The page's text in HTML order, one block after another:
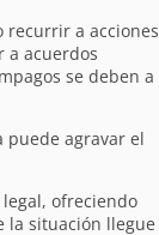
recurrir a acciones
a acuerdos
se deben a
puede agravar el
ofreciendo
la situación llegue